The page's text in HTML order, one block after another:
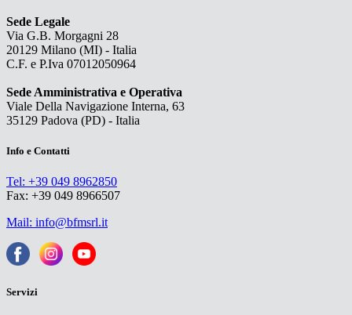
Sede Legale
Via G.B. Morgagni 28
20129 Milano (MI) - Italia
C.F. e P.Iva 07012050964
Sede Amministrativa e Operativa
Viale Della Navigazione Interna, 63
35129 Padova (PD) - Italia
Info e Contatti
Tel: +39 049 8962850
Fax: +39 049 8966507
Mail: info@bfmsrl.it
Servizi